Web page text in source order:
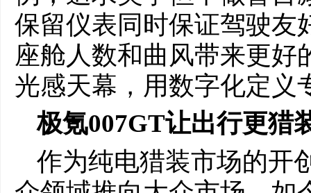
保留仪表同时保证驾驶友
座舱人数和曲风带来更好
光感天幕，用数字化定义
极氪007GT让出行更猎
作为纯电猎装市场的开